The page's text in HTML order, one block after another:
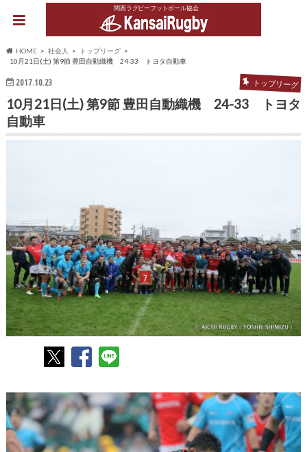
関西ラグビーフットボール協会
HOME 社会人
トップリーグ
10月21日(土) 第9節 豊田自動織機 24-33 トヨタ自動車
2017.10.23 トップリーグ
10月21日(土) 第9節 豊田自動織機 24-33 トヨタ
自動車